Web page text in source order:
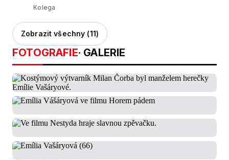
Kolega
Zobrazit všechny (11)
FOTOGRAFIE· GALERIE